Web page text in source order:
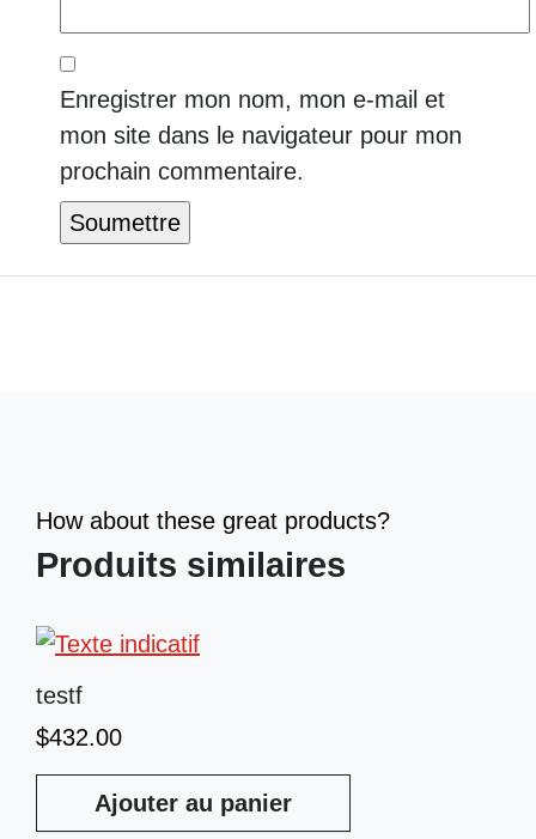
Enregistrer mon nom, mon e-mail et
mon site dans le navigateur pour mon
prochain commentaire.
How about these great products?
Produits similaires
testf
$432.00
Ajouter au panier